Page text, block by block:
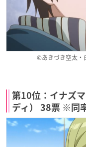
©あきづき空太・
第10位：イナズ
ディ） 38票 ※同